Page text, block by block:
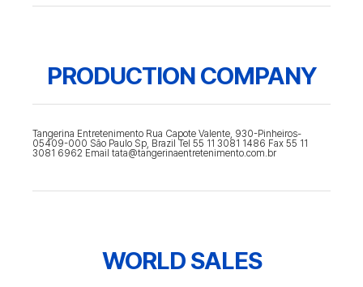
PRODUCTION COMPANY
Tangerina Entretenimento Rua Capote Valente, 930-Pinheiros-
05409-000 Săo Paulo Sp, Brazil Tel 55 11 3081 1486 Fax 55 11
3081 6962 Email tata@tangerinaentretenimento.com.br
WORLD SALES